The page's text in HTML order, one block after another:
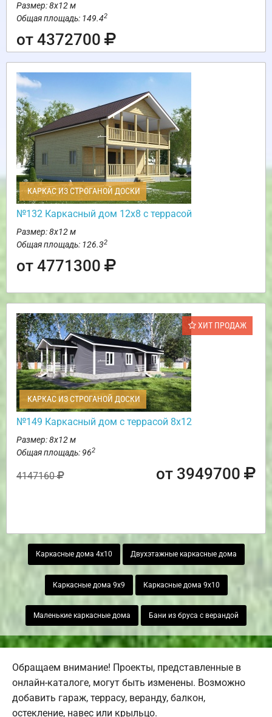
Размер: 8х12 м
Общая площадь: 149.42
от 4372700
КАРКАС ИЗ СТРОГАНОЙ ДОСКИ
№132 Каркасный дом 12х8 с террасой
Размер: 8х12 м
Общая площадь: 126.32
от 4771300
ХИТ ПРОДАЖ
КАРКАС ИЗ СТРОГАНОЙ ДОСКИ
№149 Каркасный дом с террасой 8х12
Размер: 8х12 м
Общая площадь: 962
4147160 от 3949700
Каркасные дома 4х10 Двухэтажные каркасные дома
Каркасные дома 9х9 Каркасные дома 9х10
Маленькие каркасные дома Бани из бруса с верандой
Обращаем внимание! Проекты, представленные в
онлайн-каталоге, могут быть изменены. Возможно
добавить гараж, террасу, веранду, балкон,
остекление, навес или крыльцо.